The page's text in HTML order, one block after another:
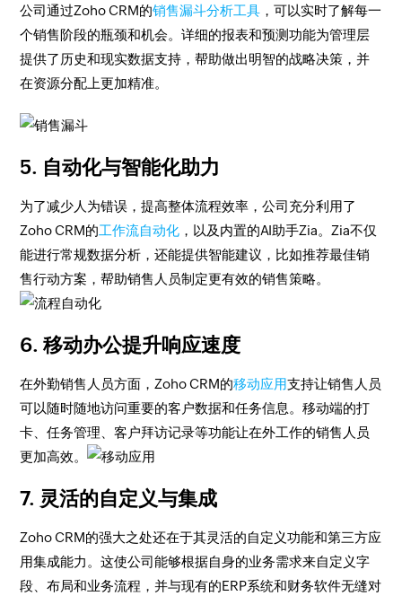
公司通过Zoho CRM的销售漏斗分析工具 ，可以实时了解每一
个销售阶段的瓶颈和机会。详细的报表和预测功能为管理层
提供了历史和现实数据支持，帮助做出明智的战略决策，并
在资源分配上更加精准。
5. 自动化与智能化助力
为了减少人为错误，提高整体流程效率，公司充分利用了
Zoho CRM的工作流自动化 ，以及内置的AI助手Zia。Zia不仅
能进行常规数据分析，还能提供智能建议，比如推荐最佳销
售行动方案，帮助销售人员制定更有效的销售策略。
6. 移动办公提升响应速度
在外勤销售人员方面，Zoho CRM的移动应用支持让销售人员
可以随时随地访问重要的客户数据和任务信息。移动端的打
卡、任务管理、客户拜访记录等功能让在外工作的销售人员
更加高效。
7. 灵活的自定义与集成
Zoho CRM的强大之处还在于其灵活的自定义功能和第三方应
用集成能力。这使公司能够根据自身的业务需求来自定义字
段、布局和业务流程，并与现有的ERP系统和财务软件无缝对